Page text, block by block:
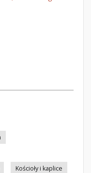
Kościoły i kaplice